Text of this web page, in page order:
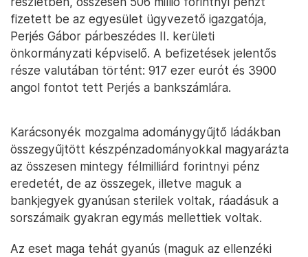
fizetett be az egyesület ügyvezető igazgatója,
Perjés Gábor párbeszédes II. kerületi
önkormányzati képviselő. A befizetések jelentős
része valutában történt: 917 ezer eurót és 3900
angol fontot tett Perjés a bankszámlára.
Karácsonyék mozgalma adománygyűjtő ládákban
összegyűjtött készpénzadományokkal magyarázta
az összesen mintegy félmilliárd forintnyi pénz
eredetét, de az összegek, illetve maguk a
bankjegyek gyanúsan sterilek voltak, ráadásuk a
sorszámaik gyakran egymás mellettiek voltak.
Az eset maga tehát gyanús (maguk az ellenzéki